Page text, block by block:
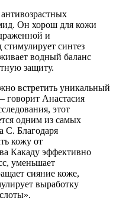
Он хорош для кожи
и
синтез
водный баланс
защиту.
встретить уникальный
Анастасия
этот
одним из самых
С. Благодаря
кожу от
Какаду эффективно
уменьшает
сияние коже,
выработку